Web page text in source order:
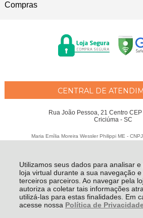
Utilizamos seus dados para analisar
loja virtual durante a sua navegação
terceiros parceiros. Ao navegar pela
autoriza a coletar tais informações
utilizá-las para estas finalidades. Em
acesse nossa Política de
Compras
CENTRAL DE
Rua João Pessoa, 21 Centro
Criciúma - SC
Maria Emília Moreira Wessler Philippi ME -